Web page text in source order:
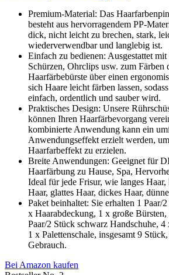
Premium-Material: Das
besteht aus hervorragendem PP-
dick, nicht leicht zu brechen, stark,
wiederverwendbar und langlebig ist.
Einfach zu bedienen: Ausgestattet
Schürzen, Ohrclips usw. zum Färben
Haarfärbebürste über einen
sich Haare leicht färben lassen,
einfach, ordentlich und sauber wird.
Praktisches Design: Unsere
können Ihren Haarfärbevorgang
kombinierte Anwendung kann ein
Anwendungseffekt erzielt werden,
Haarfarbeffekt zu erzielen.
Breite Anwendungen: Geeignet für
Haarfärbung zu Hause, Spa,
Ideal für jede Frisur, wie langes
Haar, glattes Haar, dickes Haar,
Paket beinhaltet: Sie erhalten 1 Paar/
x Haarabdeckung, 1 x große
Paar/2 Stück schwarz Handschuhe,
1 x Palettenschale, insgesamt 9
Gebrauch.
Bei Amazon kaufen